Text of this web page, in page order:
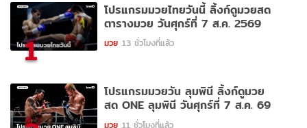
1
โปรแกรมมวยไทยวันนี้ ลิ้งก์ดูมวยสด
ตารางมวย วันศุกร์ที่ 7 ส.ค. 2569
มวย 13 ชั่วโมงที่แล้ว
โปรแกรมมวยวัน ลุมพินี ลิ้งก์ดูมวย
สด ONE ลุมพินี วันศุกร์ที่ 7 ส.ค. 69
มวย 11 ชั่วโมงที่แล้ว